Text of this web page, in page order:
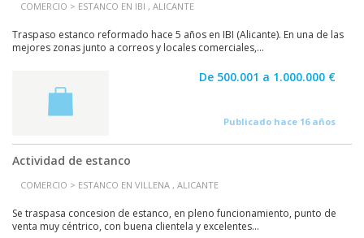
COMERCIO > ESTANCO EN IBI , ALICANTE
Traspaso estanco reformado hace 5 años en IBI (Alicante). En una de las
mejores zonas junto a correos y locales comerciales,...
De 500.001 a 1.000.000 €
Publicado hace 16 años
Actividad de estanco
COMERCIO > ESTANCO EN VILLENA , ALICANTE
Se traspasa concesion de estanco, en pleno funcionamiento, punto de
venta muy céntrico, con buena clientela y excelentes...